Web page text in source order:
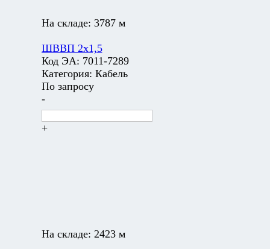
На складе: 3787 м
ШВВП 2х1,5
Код ЭА: 7011-7289
Категория: Кабель
По запросу
-
+
На складе: 2423 м